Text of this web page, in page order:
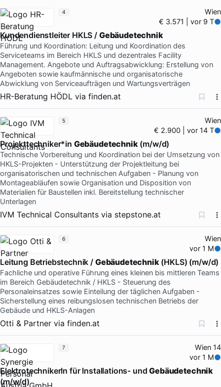
Wien
€ 3.571 | vor 9 T
Kundendienstleiter HKLS / Gebäudetechnik
Führung und Koordination: Leitung und Koordination des
Serviceteams im Bereich HKLS und dezentrales Facility
Management. Angebote und Auftragsabwicklung: Erstellung von
Angeboten sowie kaufmännische und organisatorische
Abwicklung von Serviceaufträgen und Wartungsverträgen
HR-Beratung HÖDL via finden.at
4
Wien
€ 2.900 | vor 14 T
Projekttechniker*in Gebäudetechnik (m/w/d)
Technische Vorbereitung und Koordination bei der Umsetzung von
HKLS-Projekten - Unterstützung der Projektleitung bei
organisatorischen und technischen Aufgaben - Planung von
Montageabläufen sowie Organisation und Disposition von
Materialien für Baustellen inkl. Bereitstellung technischer
Unterlagen
IVM Technical Consultants via stepstone.at
5
Wien
vor 1 M
Leitung Betriebstechnik / Gebäudetechnik (HKLS) (m/w/d)
Fachliche und operative Führung eines kleinen bis mittleren Teams
im Bereich Gebäudetechnik / HKLS - Steuerung des
Personaleinsatzes sowie Einteilung der täglichen Aufgaben -
Sicherstellung eines reibungslosen technischen Betriebs der
Gebäude und HKLS-Anlagen
Otti & Partner via finden.at
6
Wien 14
vor 1 M
ElektrotechnikerIn für Installations- undGebäudetechnik
(m/w/d)
7